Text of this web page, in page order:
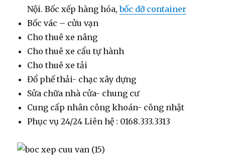
Nội. Bốc xếp hàng hóa,bốc dỡ container
Bốc vác – cửu vạn
Cho thuê xe nâng
Cho thuê xe cẩu tự hành
Cho thuê xe tải
Đổ phế thải- chạc xây dựng
Sửa chữa nhà cửa- chung cư
Cung cấp nhân công khoán- công nhật
Phục vụ 24/24 Liên hệ : 0168.333.3313